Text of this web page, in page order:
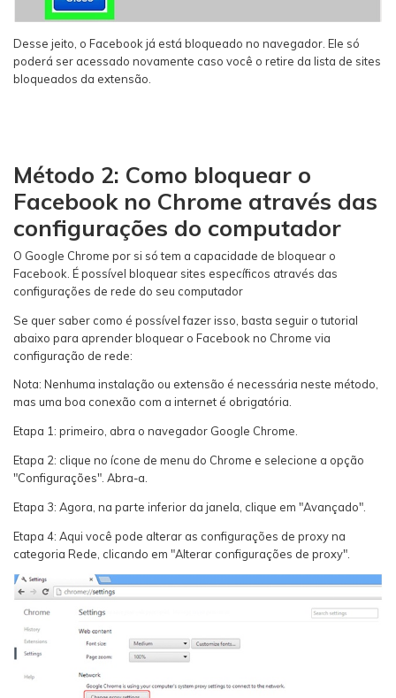
Desse jeito, o Facebook já está bloqueado no navegador. Ele só
poderá ser acessado novamente caso você o retire da lista de sites
bloqueados da extensão.
Método 2: Como bloquear o
Facebook no Chrome através das
configurações do computador
O Google Chrome por si só tem a capacidade de bloquear o
Facebook. É possível bloquear sites específicos através das
configurações de rede do seu computador
Se quer saber como é possível fazer isso, basta seguir o tutorial
abaixo para aprender bloquear o Facebook no Chrome via
configuração de rede:
Nota: Nenhuma instalação ou extensão é necessária neste método,
mas uma boa conexão com a internet é obrigatória.
Etapa 1: primeiro, abra o navegador Google Chrome.
Etapa 2: clique no ícone de menu do Chrome e selecione a opção
"Configurações". Abra-a.
Etapa 3: Agora, na parte inferior da janela, clique em "Avançado".
Etapa 4: Aqui você pode alterar as configurações de proxy na
categoria Rede, clicando em "Alterar configurações de proxy".